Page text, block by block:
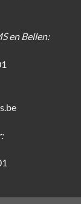
en Bellen: